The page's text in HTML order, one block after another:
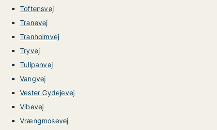
Toftensvej
Tranevej
Tranholmvej
Tryvej
Tulipanvej
Vangvej
Vester Gydejevej
Vibevej
Vrængmosevej